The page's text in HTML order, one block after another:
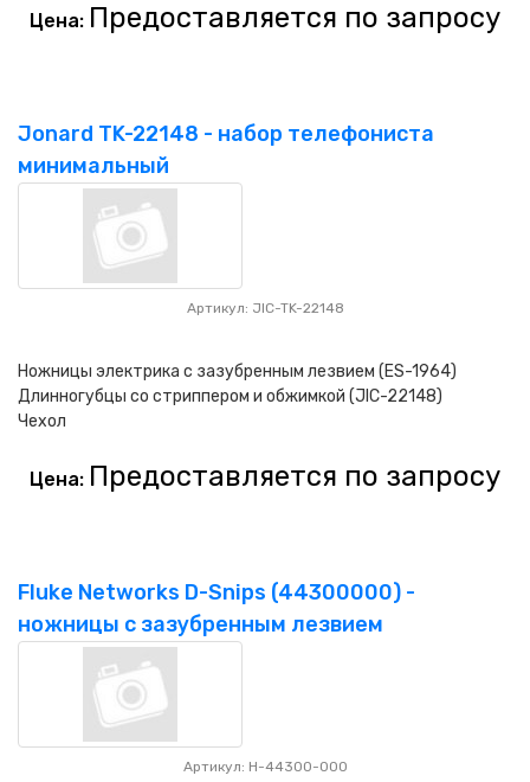
Цена: Предоставляется по запросу
Jonard TK-22148 - набор телефониста
минимальный
Артикул: JIC-TK-22148
Ножницы электрика с зазубренным лезвием (ES-1964)
Длинногубцы со стриппером и обжимкой (JIC-22148)
Чехол
Цена: Предоставляется по запросу
Fluke Networks D-Snips (44300000) -
ножницы с зазубренным лезвием
Артикул: H-44300-000